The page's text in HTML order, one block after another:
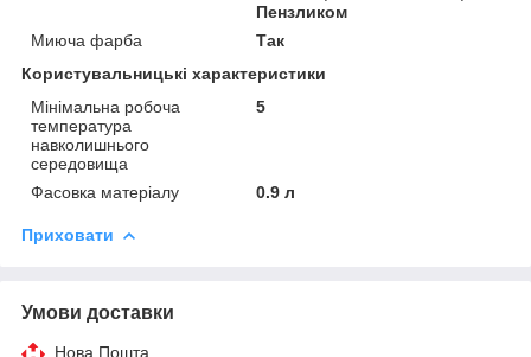
Пензликом
Миюча фарба
Так
Користувальницькі характеристики
Мінімальна робоча
температура
навколишнього
середовища
5
Фасовка матеріалу 0.9 л
Приховати
Умови доставки
Нова Пошта